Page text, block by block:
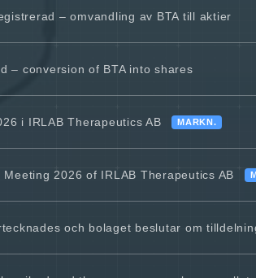
– omvandling av BTA till aktier
– conversion of BTA into shares
i IRLAB Therapeutics AB MARKN.
2026 of IRLAB Therapeutics AB
och bolaget beslutar om